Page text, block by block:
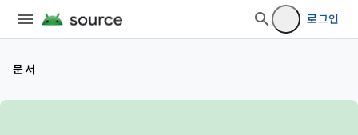
로그인
문서